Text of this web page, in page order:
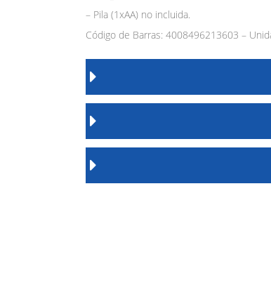
– Pila (1xAA) no incluida.
Código de Barras: 4008496213603 –